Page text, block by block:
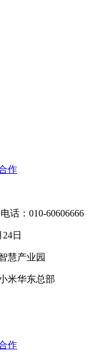
作
话：010-60606666
日
慧产业园
米华东总部
作